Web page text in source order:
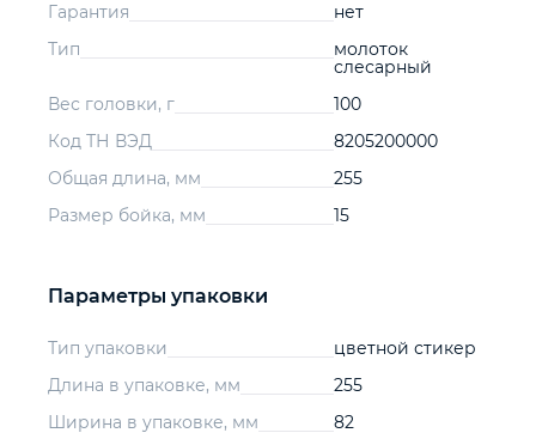
Гарантия
нет
Тип
молоток
слесарный
Вес головки, г
100
Код ТН ВЭД
8205200000
Общая длина, мм
255
Размер бойка, мм
15
Параметры упаковки
Тип упаковки
цветной стикер
Длина в упаковке, мм
255
Ширина в упаковке, мм
82